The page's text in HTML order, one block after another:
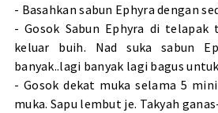
- Basahkan sabun Ephyra dengan
- Gosok Sabun Ephyra di telapak
keluar buih. Nad suka sabun
banyak..lagi banyak lagi bagus
- Gosok dekat muka selama 5
muka. Sapu lembut je. Takyah